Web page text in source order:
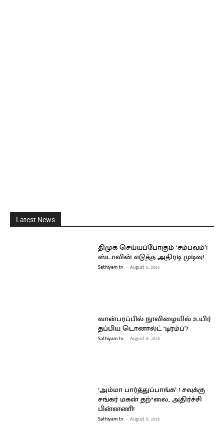
Latest News
திமுக செய்யப்போகும் ‘சம்பவம்’!
ஸ்டாலின் எடுத்த அதிரடி முடிவு!
Sathiyam tv - August 6, 2026
வான்பரப்பில் நூலிழையில் உயிர்
தப்பிய டொனால்ட் ‘டிரம்ப்’?
Sathiyam tv - August 6, 2026
‘அம்மா பார்த்துப்பாங்க’ ! சவுக்கு
சங்கர் மகன் தற்*லை.. அதிர்ச்சி
பின்னணி!
Sathiyam tv - August 6, 2026